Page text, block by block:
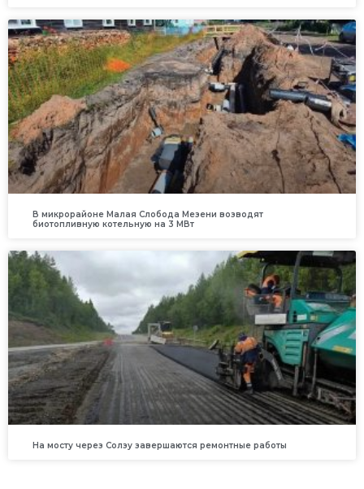
В микрорайоне Малая Слобода Мезени возводят
биотопливную котельную на 3 МВт
На мосту через Солзу завершаются ремонтные работы